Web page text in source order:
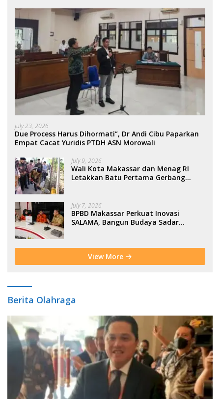
July 23, 2026
Due Process Harus Dihormati”, Dr Andi Cibu Paparkan
Empat Cacat Yuridis PTDH ASN Morowali
July 9, 2026
Wali Kota Makassar dan Menag RI
Letakkan Batu Pertama Gerbang
July 7, 2026
BPBD Makassar Perkuat Inovasi
SALAMA, Bangun Budaya Sadar
View More
Berita Olahraga